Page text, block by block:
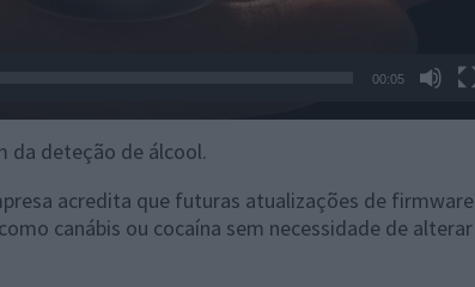
00:05
da deteção de álcool.
acredita que futuras atualizações de firmware
canábis ou cocaína sem necessidade de alterar